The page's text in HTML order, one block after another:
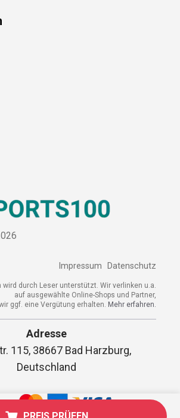
auf ausgewählte Online-Shops und Partner,
ggf. eine Vergütung erhalten.Mehr erfahren.
Adresse
115, 38667 Bad Harzburg,
Deutschland